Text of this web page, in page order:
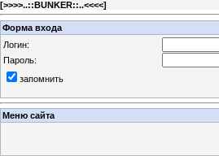
[>>>>..::BUNKER::..<<<<]
Форма входа
Логин:
Пароль:
запомнить
Меню сайта